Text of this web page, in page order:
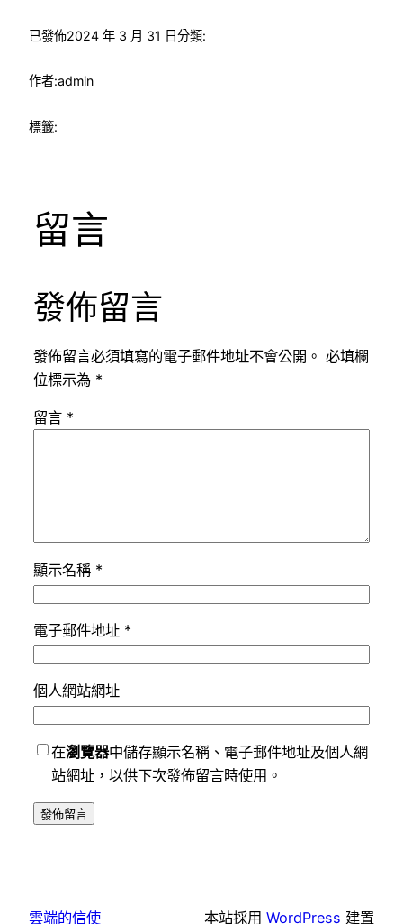
已發佈2024 年 3 月 31 日分類:
作者:admin
標籤:
留言
發佈留言
發佈留言必須填寫的電子郵件地址不會公開。 必填欄
位標示為 *
留言 *
顯示名稱 *
電子郵件地址 *
個人網站網址
在瀏覽器中儲存顯示名稱、電子郵件地址及個人網
站網址，以供下次發佈留言時使用。
雲端的信使 本站採用 WordPress 建置